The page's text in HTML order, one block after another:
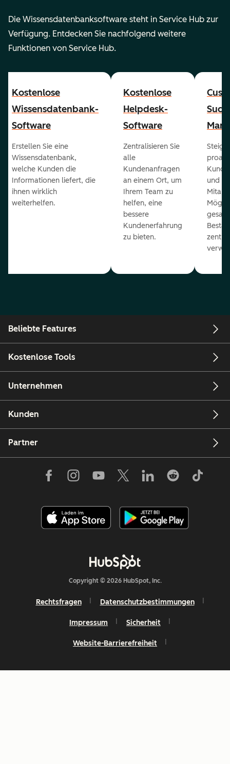
Die Wissensdatenbanksoftware steht in Service Hub zur
Verfügung. Entdecken Sie nachfolgend weitere
Funktionen von Service Hub.
Kostenlose
Wissensdatenbank-
Software
Erstellen Sie eine
Wissensdatenbank,
welche Kunden die
Informationen liefert, die
ihnen wirklich
weiterhelfen.
Kostenlose
Helpdesk-
Software
Zentralisieren Sie
alle
Kundenanfragen
an einem Ort, um
Ihrem Team zu
helfen, eine
bessere
Kundenerfahrung
zu bieten.
und
Beliebte Features
Kostenlose Tools
Unternehmen
Kunden
Partner
Copyright © 2026 HubSpot, Inc.
Rechtsfragen Datenschutzbestimmungen
Impressum Sicherheit
Website-Barrierefreiheit